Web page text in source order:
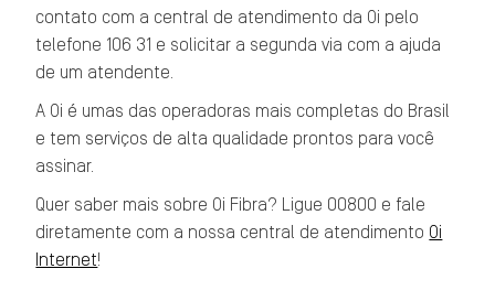
contato com a central de atendimento da Oi pelo
telefone 106 31 e solicitar a segunda via com a ajuda
de um atendente.
A Oi é umas das operadoras mais completas do Brasil
e tem serviços de alta qualidade prontos para você
assinar.
Quer saber mais sobre Oi Fibra? Ligue 00800 e fale
diretamente com a nossa central de atendimento Oi
Internet!